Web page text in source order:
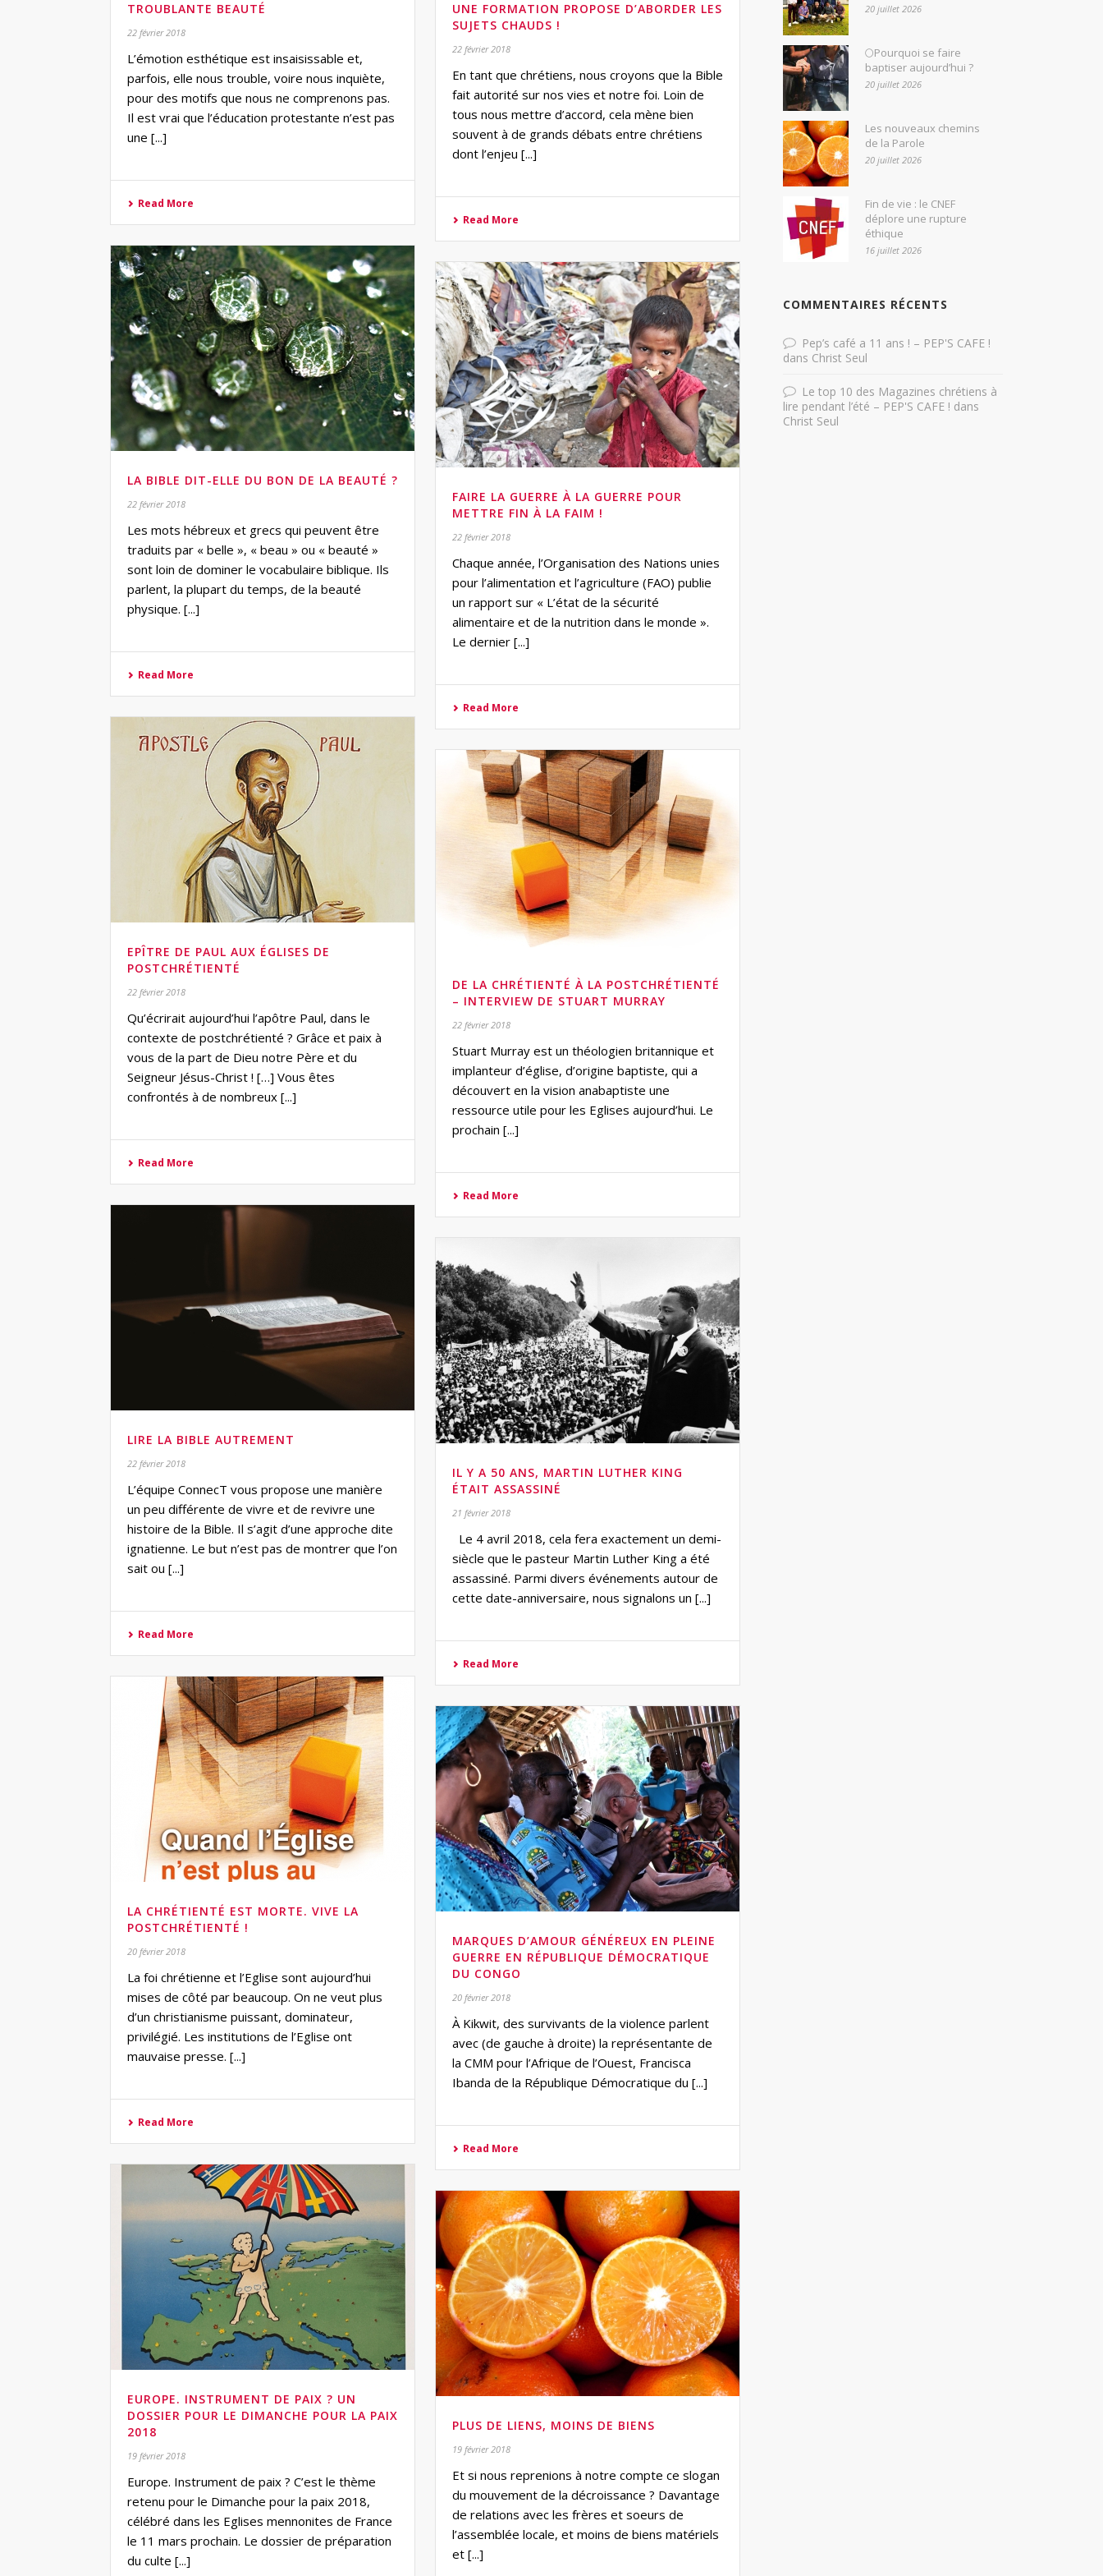
TROUBLANTE BEAUTÉ
22 février 2018
L’émotion esthétique est insaisissable et,
parfois, elle nous trouble, voire nous inquiète,
pour des motifs que nous ne comprenons pas.
Il est vrai que l’éducation protestante n’est pas
une [...]
Read More
UNE FORMATION PROPOSE D’ABORDER LES
SUJETS CHAUDS !
22 février 2018
En tant que chrétiens, nous croyons que la Bible
fait autorité sur nos vies et notre foi. Loin de
tous nous mettre d’accord, cela mène bien
souvent à de grands débats entre chrétiens
dont l’enjeu [...]
Read More
LA BIBLE DIT-ELLE DU BON DE LA BEAUTÉ ?
22 février 2018
Les mots hébreux et grecs qui peuvent être
traduits par « belle », « beau » ou « beauté »
sont loin de dominer le vocabulaire biblique. Ils
parlent, la plupart du temps, de la beauté
physique. [...]
Read More
FAIRE LA GUERRE À LA GUERRE POUR
METTRE FIN À LA FAIM !
22 février 2018
Chaque année, l’Organisation des Nations unies
pour l’alimentation et l’agriculture (FAO) publie
un rapport sur « L’état de la sécurité
alimentaire et de la nutrition dans le monde ».
Le dernier [...]
Read More
EPÎTRE DE PAUL AUX ÉGLISES DE
POSTCHRÉTIENTÉ
22 février 2018
Qu’écrirait aujourd’hui l’apôtre Paul, dans le
contexte de postchrétienté ? Grâce et paix à
vous de la part de Dieu notre Père et du
Seigneur Jésus-Christ ! […] Vous êtes
confrontés à de nombreux [...]
Read More
DE LA CHRÉTIENTÉ À LA POSTCHRÉTIENTÉ
– INTERVIEW DE STUART MURRAY
22 février 2018
Stuart Murray est un théologien britannique et
implanteur d’église, d’origine baptiste, qui a
découvert en la vision anabaptiste une
ressource utile pour les Eglises aujourd’hui. Le
prochain [...]
Read More
LIRE LA BIBLE AUTREMENT
22 février 2018
L’équipe ConnecT vous propose une manière
un peu différente de vivre et de revivre une
histoire de la Bible. Il s’agit d’une approche dite
ignatienne. Le but n’est pas de montrer que l’on
sait ou [...]
Read More
IL Y A 50 ANS, MARTIN LUTHER KING
ÉTAIT ASSASSINÉ
21 février 2018
Le 4 avril 2018, cela fera exactement un demi-
siècle que le pasteur Martin Luther King a été
assassiné. Parmi divers événements autour de
cette date-anniversaire, nous signalons un [...]
Read More
LA CHRÉTIENTÉ EST MORTE. VIVE LA
POSTCHRÉTIENTÉ !
20 février 2018
La foi chrétienne et l’Eglise sont aujourd’hui
mises de côté par beaucoup. On ne veut plus
d’un christianisme puissant, dominateur,
privilégié. Les institutions de l’Eglise ont
mauvaise presse. [...]
Read More
MARQUES D’AMOUR GÉNÉREUX EN PLEINE
GUERRE EN RÉPUBLIQUE DÉMOCRATIQUE
DU CONGO
20 février 2018
À Kikwit, des survivants de la violence parlent
avec (de gauche à droite) la représentante de
la CMM pour l’Afrique de l’Ouest, Francisca
Ibanda de la République Démocratique du [...]
Read More
EUROPE. INSTRUMENT DE PAIX ? UN
DOSSIER POUR LE DIMANCHE POUR LA PAIX
2018
19 février 2018
Europe. Instrument de paix ? C’est le thème
retenu pour le Dimanche pour la paix 2018,
célébré dans les Eglises mennonites de France
le 11 mars prochain. Le dossier de préparation
du culte [...]
PLUS DE LIENS, MOINS DE BIENS
19 février 2018
Et si nous reprenions à notre compte ce slogan
du mouvement de la décroissance ? Davantage
de relations avec les frères et soeurs de
l’assemblée locale, et moins de biens matériels
et [...]
20 juillet 2026
🌕Pourquoi se faire
baptiser aujourd’hui ?
20 juillet 2026
Les nouveaux chemins
de la Parole
20 juillet 2026
Fin de vie : le CNEF
déplore une rupture
éthique
16 juillet 2026
COMMENTAIRES RÉCENTS
Pep’s café a 11 ans ! – PEP'S CAFE !
dans Christ Seul
Le top 10 des Magazines chrétiens à
lire pendant l’été – PEP'S CAFE ! dans
Christ Seul